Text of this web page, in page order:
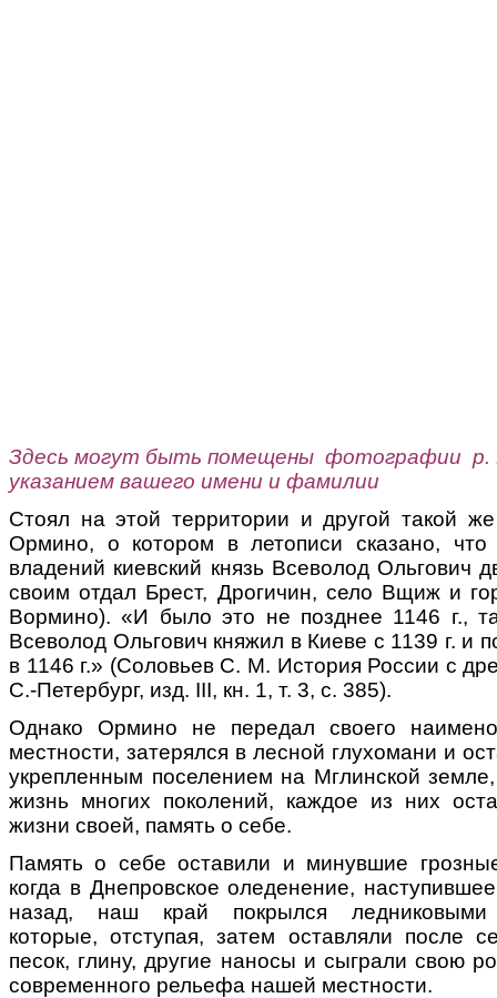
Здесь могут быть помещены фотографии р.
указанием вашего имени и фамилии
Стоял на этой территории и другой такой
Ормино, о котором в летописи сказано, что
владений киевский князь Всеволод Ольгович
своим отдал Брест, Дрогичин, село Вщиж и
Вормино). «И было это не позднее 1146 г.,
Всеволод Ольгович княжил в Киеве с 1139 г. и
в 1146 г.» (Соловьев С. М. История России с
С.-Петербург, изд. III, кн. 1, т. 3, с. 385).
Однако Ормино не передал своего
местности, затерялся в лесной глухомани и
укрепленным поселением на Мглинской
жизнь многих поколений, каждое из них
жизни своей, память о себе.
Память о себе оставили и минувшие
когда в Днепровское оледенение,
назад, наш край покрылся ледниковыми
которые, отступая, затем оставляли после
песок, глину, другие наносы и сыграли свою
современного рельефа нашей местности.